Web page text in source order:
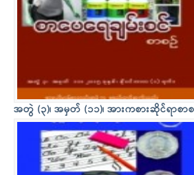
အတွဲ (၃)၊ အမှတ် (၁၁)၊ အားကစားဆိုင်ရာစာ